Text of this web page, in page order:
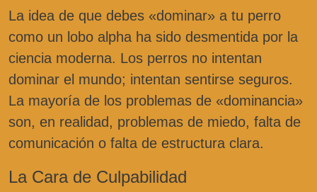
La idea de que debes «dominar» a tu perro
como un lobo alpha ha sido desmentida por la
ciencia moderna. Los perros no intentan
dominar el mundo; intentan sentirse seguros.
La mayoría de los problemas de «dominancia»
son, en realidad, problemas de miedo, falta de
comunicación o falta de estructura clara.
La Cara de Culpabilidad